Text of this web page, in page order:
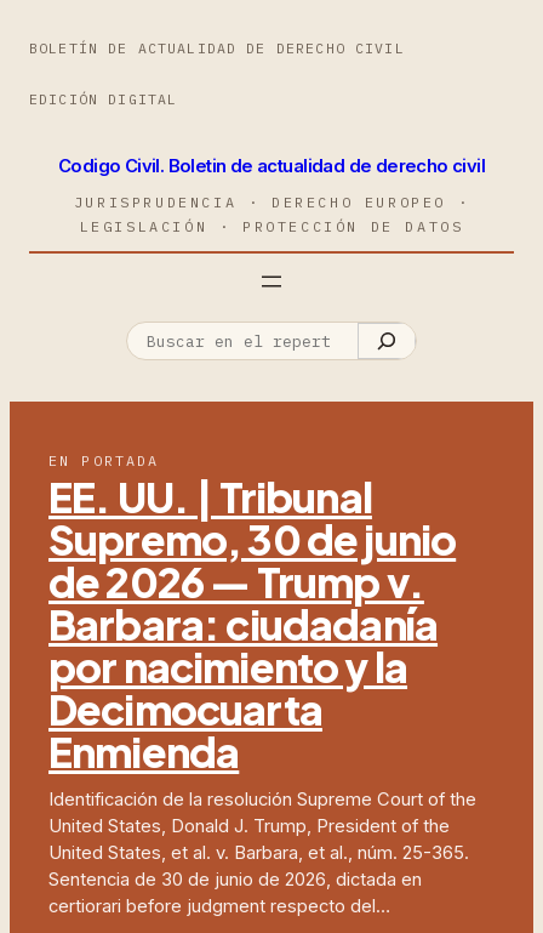
BOLETÍN DE ACTUALIDAD DE DERECHO CIVIL
EDICIÓN DIGITAL
Codigo Civil. Boletin de actualidad de derecho civil
JURISPRUDENCIA · DERECHO EUROPEO ·
LEGISLACIÓN · PROTECCIÓN DE DATOS
EN PORTADA
EE. UU. | Tribunal
Supremo, 30 de junio
de 2026 — Trump v.
Barbara: ciudadanía
por nacimiento y la
Decimocuarta
Enmienda
Identificación de la resolución Supreme Court of the
United States, Donald J. Trump, President of the
United States, et al. v. Barbara, et al., núm. 25-365.
Sentencia de 30 de junio de 2026, dictada en
certiorari before judgment respecto del…